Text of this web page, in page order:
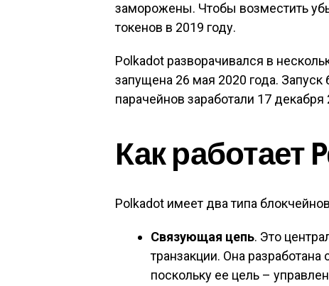
заморожены. Чтобы возместить
токенов в 2019 году.
Polkadot разворачивался в
запущена 26 мая 2020 года.
парачейнов заработали 17 декабря
Как работает
Polkadot имеет два типа
Связующая цепь. Это
транзакции. Она
поскольку ее цель –